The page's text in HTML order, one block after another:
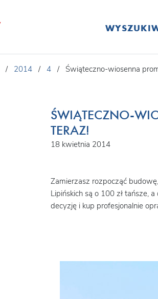
/ 2014 / 4 / Świąteczno-wiosenna
ŚWIĄTECZNO-
TERAZ!
18 kwietnia 2014
Zamierzasz rozpocząć
Lipińskich są o 100 zł tańsze,
decyzję i kup profesjonalnie